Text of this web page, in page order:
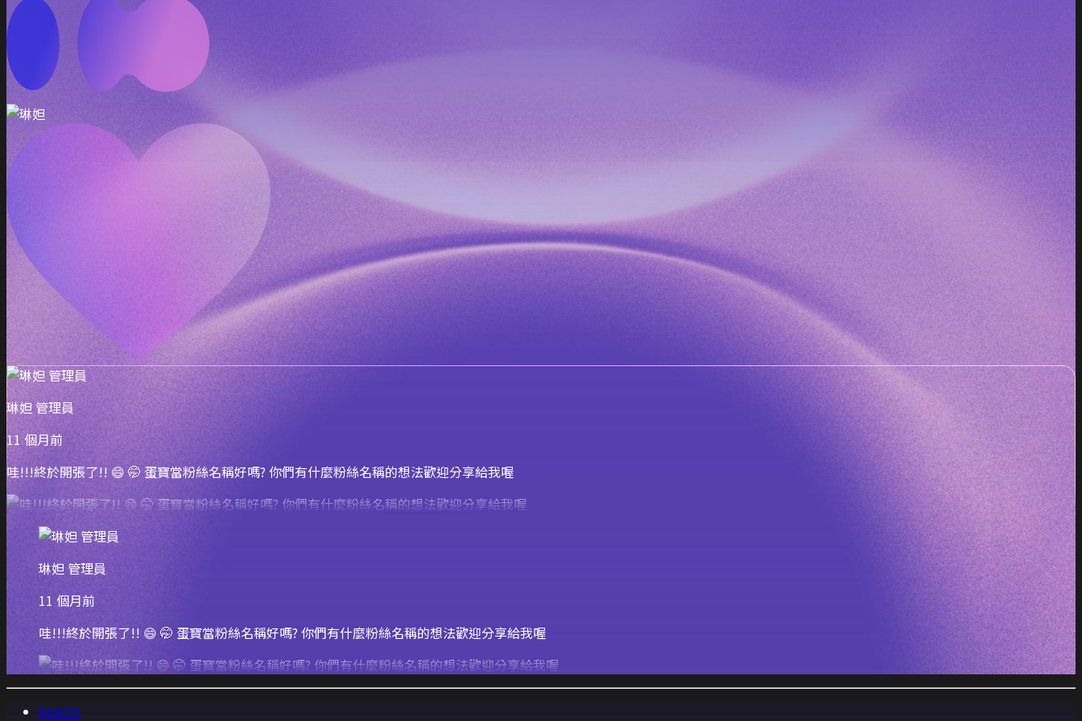
琳妲 管理員
11 個月前
哇!!!終於開張了!! 😄 🤭 蛋寶當粉絲名稱好嗎? 你們有什麼粉絲名稱的想法歡迎分享給我喔
琳妲 管理員
11 個月前
哇!!!終於開張了!! 😄 🤭 蛋寶當粉絲名稱好嗎? 你們有什麼粉絲名稱的想法歡迎分享給我喔
KKBOX